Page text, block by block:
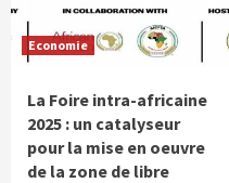
Economie
La Foire intra-africaine
2025 : un catalyseur
pour la mise en oeuvre
de la zone de libre